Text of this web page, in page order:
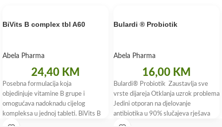
BiVits B complex tbl A60
Abela Pharma
24,40 KM
Posebna formulacija koja
objedinjuje vitamine B grupe i
omogućava nadoknadu cijelog
kompleksa u jednoj tableti. BiVits B
complex sadrži aktivni oblik folne
Bulardi ® Probiotik
Abela Pharma
16,00 KM
Bulardi® Probiotik Zaustavlja sve
vrste dijareja Otklanja uzrok problema
Jedini otporan na djelovanje
antibiotika u 90% slučajeva rješava
putnu dijareju Bulardi®